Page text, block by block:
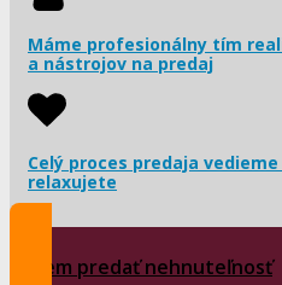
Máme profesionálny tím
a nástrojov na predaj
Celý proces predaja
relaxujete
Chcem predať nehnuteľnosť